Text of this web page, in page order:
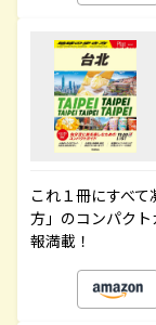
これ１冊にすべ
方」のコンパク
報満載！